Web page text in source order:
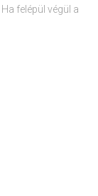
felépül végül a